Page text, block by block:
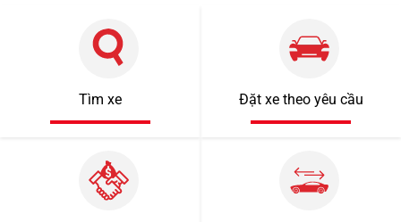
Tìm xe Đặt xe theo yêu cầu